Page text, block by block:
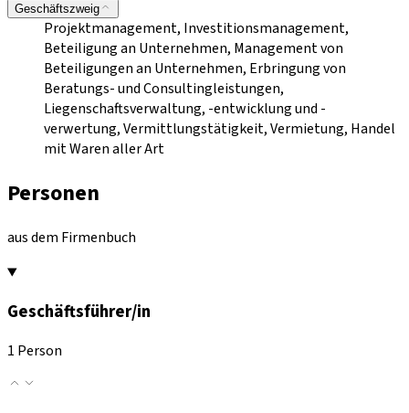
Geschäftszweig
Projektmanagement, Investitionsmanagement,
Beteiligung an Unternehmen, Management von
Beteiligungen an Unternehmen, Erbringung von
Beratungs- und Consultingleistungen,
Liegenschaftsverwaltung, -entwicklung und -
verwertung, Vermittlungstätigkeit, Vermietung, Handel
mit Waren aller Art
Personen
aus dem Firmenbuch
Geschäftsführer/in
1 Person